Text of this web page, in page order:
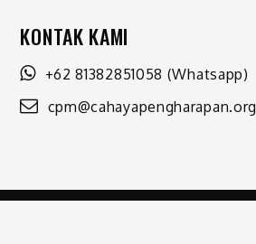
KONTAK KAMI
+62 81382851058 (Whatsapp)
cpm@cahayapengharapan.org